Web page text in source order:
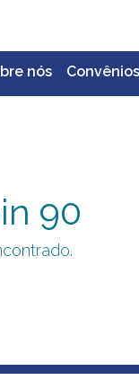
nós Convênios
90